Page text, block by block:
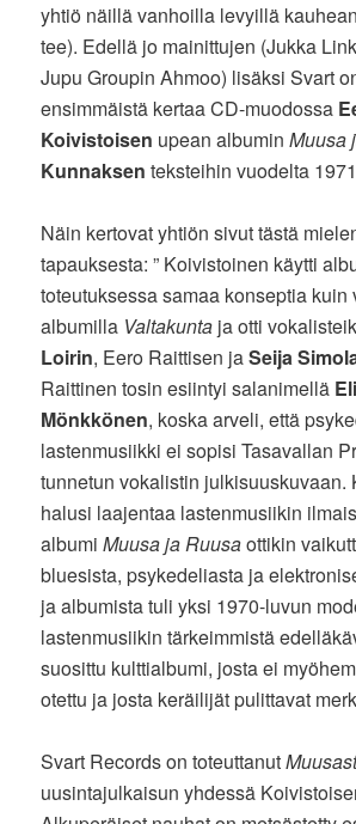
yhtiö näillä vanhoilla levyillä
tee). Edellä jo mainittujen (Jukka
Jupu Groupin Ahmoo) lisäksi Svart
ensimmäistä kertaa CD-muodossa
Koivistoisen upean albuminMuusa
Kunnaksen teksteihin vuodelta
Näin kertovat yhtiön sivut tästä
tapauksesta: ” Koivistoinen käytti
toteutuksessa samaa konseptia kuin
albumilla Valtakunta ja otti
Loirin, Eero Raittisen jaSeija
Raittinen tosin esiintyi salanimellä
Mönkkönen, koska arveli, että
lastenmusiikki ei sopisi Tasavallan
tunnetun vokalistin julkisuuskuvaan.
halusi laajentaa lastenmusiikin
albumiMuusa ja Ruusaottikin
bluesista, psykedeliasta ja
ja albumista tuli yksi 1970-luvun
lastenmusiikin tärkeimmistä
suosittu kulttialbumi, josta ei
otettu ja josta keräilijät pulittavat
Svart Records on toteuttanut
uusintajulkaisun yhdessä